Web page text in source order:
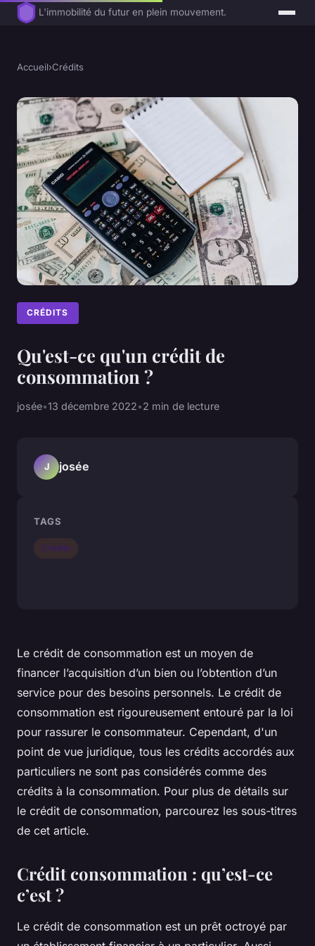
L'immobilité du futur en plein mouvement.
Accueil›Crédits
CRÉDITS
Qu'est-ce qu'un crédit de
consommation ?
josée•13 décembre 2022•2 min de lecture
Le crédit de consommation est un moyen de
financer l’acquisition d’un bien ou l’obtention d’un
service pour des besoins personnels. Le crédit de
consommation est rigoureusement entouré par la loi
pour rassurer le consommateur. Cependant, d'un
point de vue juridique, tous les crédits accordés aux
particuliers ne sont pas considérés comme des
crédits à la consommation. Pour plus de détails sur
le crédit de consommation, parcourez les sous-titres
de cet article.
Crédit consommation : qu’est-ce
c’est ?
Le crédit de consommation est un prêt octroyé par
J josée
TAGS
Crédits